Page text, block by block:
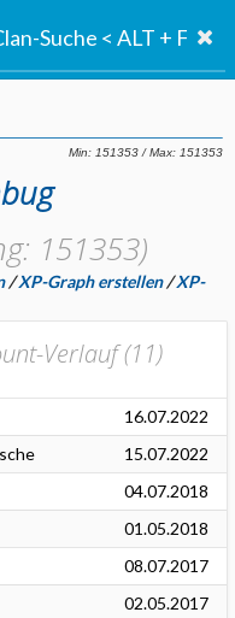
151353)
/XP-Graph erstellen/XP-
Verlauf (11)
16.07.2022
15.07.2022
04.07.2018
01.05.2018
08.07.2017
02.05.2017